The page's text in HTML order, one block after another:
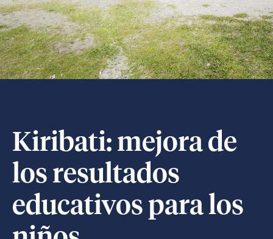
Kiribati: mejora de
los resultados
educativos para los